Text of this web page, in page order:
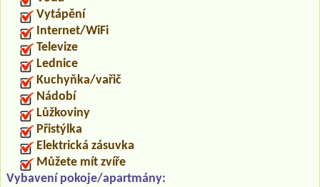
Vytápění
Internet/WiFi
Televize
Lednice
Kuchyňka/vařič
Nádobí
Lůžkoviny
Přistýlka
Elektrická zásuvka
Můžete mít zvíře
Vybavení pokoje/apartmány: